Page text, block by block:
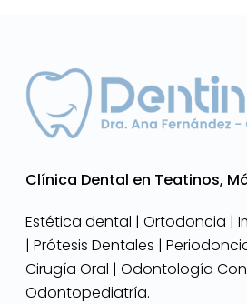
Clínica Dental en Teatinos,
Estética dental | Ortodoncia |
| Prótesis Dentales |
Cirugía Oral | Odontología
Odontopediatría.